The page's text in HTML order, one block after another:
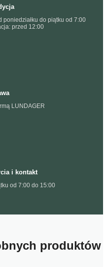
do piątku od 7:00
przed 12:00
LUNDAGER
i kontakt
od 7:00 do 15:00
produktów